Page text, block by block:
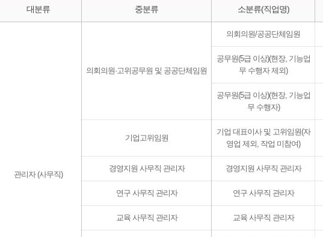
대분류 중분류 소분류(직업명)
관리자 (사무직)
의회의원·고위공무원 및 공공단체임원
의회의원/공공단체임원
공무원(5급 이상)(현장, 기능업
무 수행자 제외)
공무원(5급 이상)(현장, 기능업
무 수행자)
기업고위임원
기업 대표이사 및 고위임원(자
영업 제외, 작업 미참여)
경영지원 사무직 관리자 경영지원 사무직 관리자
연구 사무직 관리자 연구 사무직 관리자
교육 사무직 관리자 교육 사무직 관리자